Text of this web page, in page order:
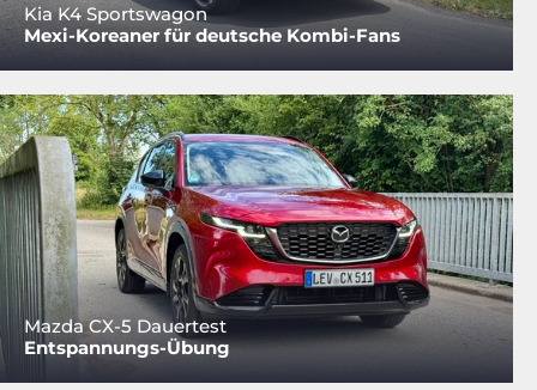
Kia K4 Sportswagon
Mexi-Koreaner für deutsche Kombi-Fans
Mazda CX-5 Dauertest
Entspannungs-Übung